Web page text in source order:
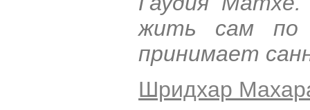
жить сам по
принимает
Шридхар